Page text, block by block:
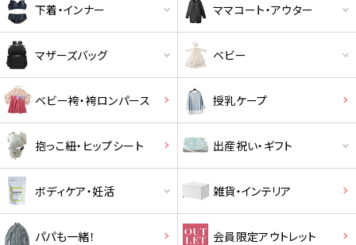
下着・インナー ママコート・アウター
マザーズバッグ ベビー
ベビー袴・袴ロンパース 授乳ケープ
抱っこ紐・ヒップシート 出産祝い・ギフト
ボディケア・妊活 雑貨・インテリア
パパも一緒！ 会員限定アウトレット